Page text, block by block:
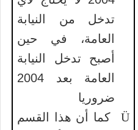
تدخل من النيابة
العامة، في حين
أصبح تدخل النيابة
العامة بعد 2004
ضروريا
Ü
كما أن هذا القسم